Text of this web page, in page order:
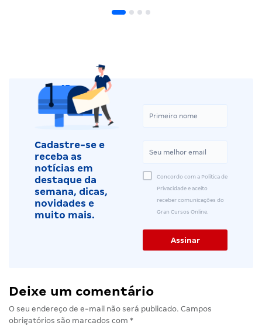
Cadastre-se e
receba as
notícias em
destaque da
semana, dicas,
novidades e
muito mais.
Concordo com a Política de
Privacidade e aceito
receber comunicações do
Gran Cursos Online.
Deixe um comentário
O seu endereço de e-mail não será publicado. Campos
obrigatórios são marcados com *